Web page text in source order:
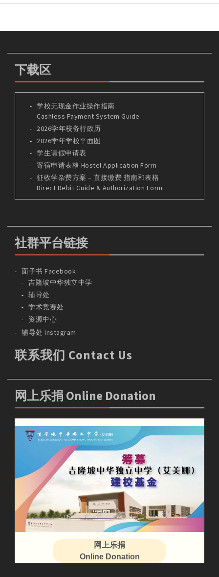
下载区
学校无现金作业操作指南
Cashless Payment System Guide
2026学年校务行政历
2026学年学校平面图
学生请假申请表
寄宿申请表格 Hostel Application Form
征收学杂费方案 – 直接缴费 指南和表格
Direct Debit Guide & Authorization Form
社群平台链接
面子书 Facebook
吉隆坡中华独立中学
辅导处
学术竞赛处
资源中心
辅导处 Instagram
联系我们 Contact Us
网上乐捐 Online Donation
网上乐捐
Online Donation